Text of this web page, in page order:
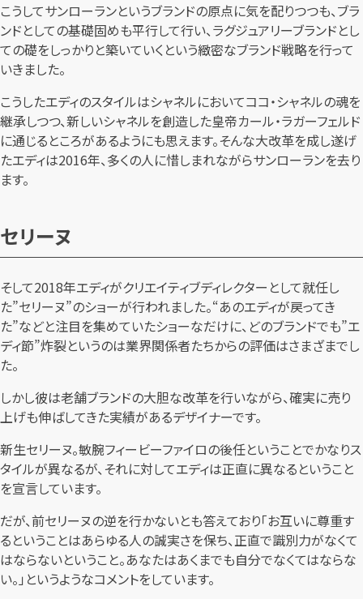
こうしてサンローランというブランドの原点に気を配りつつも、ブラ
ンドとしての基礎固めも平行して行い、ラグジュアリーブランドとし
ての礎をしっかりと築いていくという緻密なブランド戦略を行って
いきました。
こうしたエディのスタイルはシャネルにおいてココ・シャネルの魂を
継承しつつ、新しいシャネルを創造した皇帝カール・ラガーフェルド
に通じるところがあるようにも思えます。そんな大改革を成し遂げ
たエディは2016年、多くの人に惜しまれながらサンローランを去り
ます。
セリーヌ
そして2018年エディがクリエイティブディレクターとして就任し
た”セリーヌ”のショーが行われました。“あのエディが戻ってき
た”などと注目を集めていたショーなだけに、どのブランドでも”エ
ディ節”炸裂というのは業界関係者たちからの評価はさまざまでし
た。
しかし彼は老舗ブランドの大胆な改革を行いながら、確実に売り
上げも伸ばしてきた実績があるデザイナーです。
新生セリーヌ。敏腕フィービーファイロの後任ということでかなりス
タイルが異なるが、それに対してエディは正直に異なるということ
を宣言しています。
だが、前セリーヌの逆を行かないとも答えており「お互いに尊重す
るということはあらゆる人の誠実さを保ち、正直で識別力がなくて
はならないということ。あなたはあくまでも自分でなくてはならな
い。」というようなコメントをしています。